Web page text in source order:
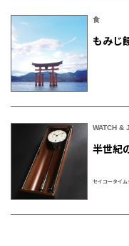
食
もみじ
WATCH &
半世紀
セイコータイ